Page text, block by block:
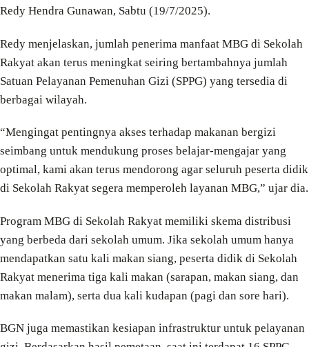
Redy Hendra Gunawan, Sabtu (19/7/2025).
Redy menjelaskan, jumlah penerima manfaat MBG di Sekolah
Rakyat akan terus meningkat seiring bertambahnya jumlah
Satuan Pelayanan Pemenuhan Gizi (SPPG) yang tersedia di
berbagai wilayah.
“Mengingat pentingnya akses terhadap makanan bergizi
seimbang untuk mendukung proses belajar-mengajar yang
optimal, kami akan terus mendorong agar seluruh peserta didik
di Sekolah Rakyat segera memperoleh layanan MBG,” ujar dia.
Program MBG di Sekolah Rakyat memiliki skema distribusi
yang berbeda dari sekolah umum. Jika sekolah umum hanya
mendapatkan satu kali makan siang, peserta didik di Sekolah
Rakyat menerima tiga kali makan (sarapan, makan siang, dan
makan malam), serta dua kali kudapan (pagi dan sore hari).
BGN juga memastikan kesiapan infrastruktur untuk pelayanan